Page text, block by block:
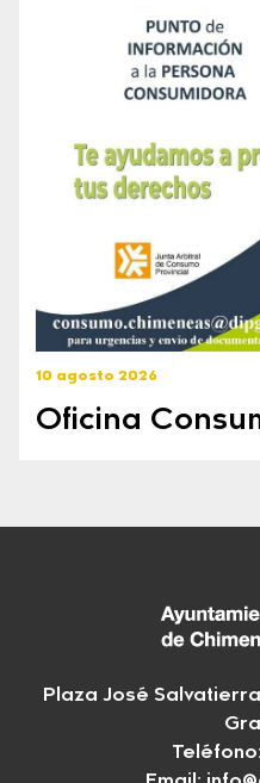
10 agosto 2026
Oficina
Plaza José
Teléfono: